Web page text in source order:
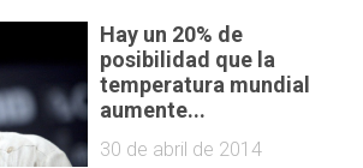
Hay un 20% de
posibilidad que la
temperatura mundial
aumente...
30 de abril de 2014